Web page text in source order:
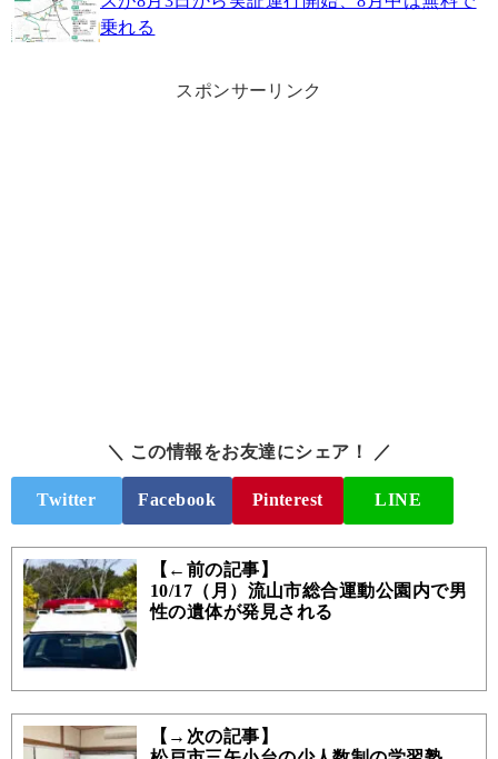
乗れる
スポンサーリンク
＼ この情報をお友達にシェア！ ／
Twitter Facebook Pinterest LINE
【←前の記事】
10/17（月）流山市総合運動公園内で男
性の遺体が発見される
【→次の記事】